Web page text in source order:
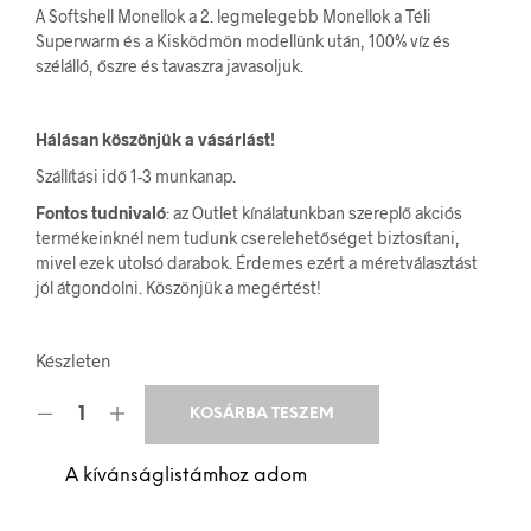
A Softshell Monellok a 2. legmelegebb Monellok a Téli
Superwarm és a Kisködmön modellünk után, 100% víz és
szélálló, őszre és tavaszra javasoljuk.
Hálásan köszönjük a vásárlást!
Szállítási idő 1-3 munkanap.
Fontos tudnivaló: az Outlet kínálatunkban szereplő akciós
termékeinknél nem tudunk cserelehetőséget biztosítani,
mivel ezek utolsó darabok. Érdemes ezért a méretválasztást
jól átgondolni. Köszönjük a megértést!
Készleten
KOSÁRBA TESZEM
A kívánságlistámhoz adom